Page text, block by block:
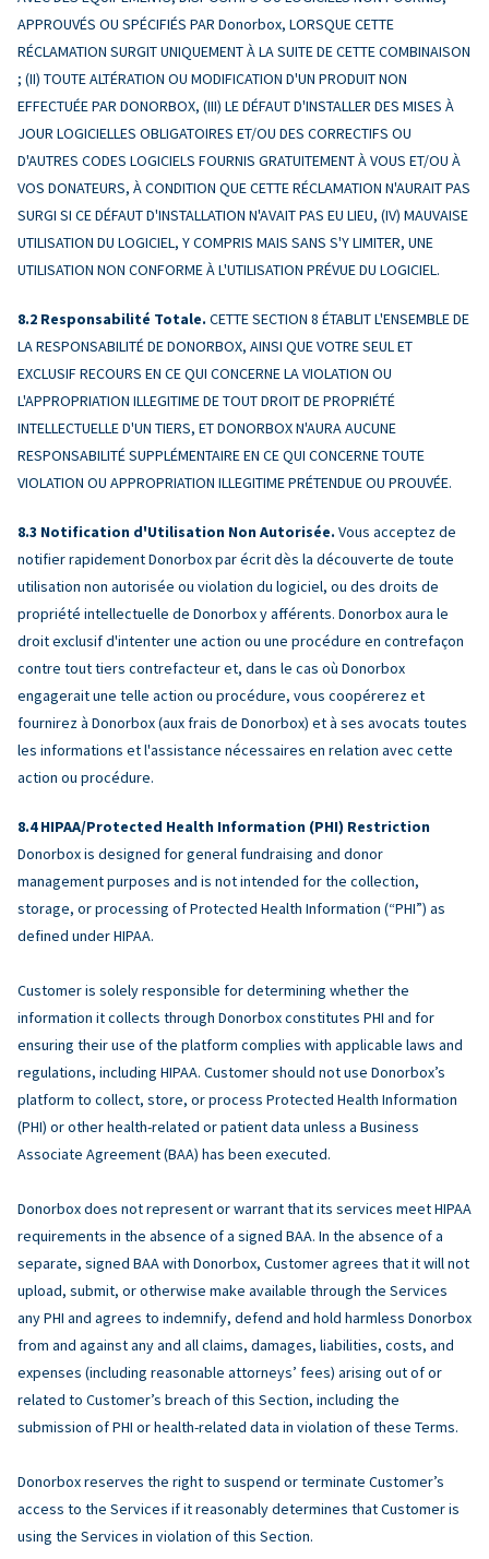
APPROUVÉS OU SPÉCIFIÉS PAR Donorbox, LORSQUE CETTE
RÉCLAMATION SURGIT UNIQUEMENT À LA SUITE DE CETTE COMBINAISON
; (II) TOUTE ALTÉRATION OU MODIFICATION D'UN PRODUIT NON
EFFECTUÉE PAR DONORBOX, (III) LE DÉFAUT D'INSTALLER DES MISES À
JOUR LOGICIELLES OBLIGATOIRES ET/OU DES CORRECTIFS OU
D'AUTRES CODES LOGICIELS FOURNIS GRATUITEMENT À VOUS ET/OU À
VOS DONATEURS, À CONDITION QUE CETTE RÉCLAMATION N'AURAIT PAS
SURGI SI CE DÉFAUT D'INSTALLATION N'AVAIT PAS EU LIEU, (IV) MAUVAISE
UTILISATION DU LOGICIEL, Y COMPRIS MAIS SANS S'Y LIMITER, UNE
UTILISATION NON CONFORME À L'UTILISATION PRÉVUE DU LOGICIEL.
Responsabilité Totale. CETTE SECTION 8 ÉTABLIT L'ENSEMBLE DE
LA RESPONSABILITÉ DE DONORBOX, AINSI QUE VOTRE SEUL ET
EXCLUSIF RECOURS EN CE QUI CONCERNE LA VIOLATION OU
L'APPROPRIATION ILLEGITIME DE TOUT DROIT DE PROPRIÉTÉ
INTELLECTUELLE D'UN TIERS, ET DONORBOX N'AURA AUCUNE
RESPONSABILITÉ SUPPLÉMENTAIRE EN CE QUI CONCERNE TOUTE
VIOLATION OU APPROPRIATION ILLEGITIME PRÉTENDUE OU PROUVÉE.
Notification d'Utilisation Non Autorisée. Vous acceptez de
notifier rapidement Donorbox par écrit dès la découverte de toute
utilisation non autorisée ou violation du logiciel, ou des droits de
propriété intellectuelle de Donorbox y afférents. Donorbox aura le
droit exclusif d'intenter une action ou une procédure en contrefaçon
contre tout tiers contrefacteur et, dans le cas où Donorbox
engagerait une telle action ou procédure, vous coopérerez et
fournirez à Donorbox (aux frais de Donorbox) et à ses avocats toutes
les informations et l'assistance nécessaires en relation avec cette
action ou procédure.
HIPAA/Protected Health Information (PHI) Restriction
Donorbox is designed for general fundraising and donor
management purposes and is not intended for the collection,
storage, or processing of Protected Health Information (“PHI”) as
defined under HIPAA.
Customer is solely responsible for determining whether the
information it collects through Donorbox constitutes PHI and for
ensuring their use of the platform complies with applicable laws and
regulations, including HIPAA. Customer should not use Donorbox’s
platform to collect, store, or process Protected Health Information
(PHI) or other health-related or patient data unless a Business
Associate Agreement (BAA) has been executed.
Donorbox does not represent or warrant that its services meet HIPAA
requirements in the absence of a signed BAA. In the absence of a
separate, signed BAA with Donorbox, Customer agrees that it will not
upload, submit, or otherwise make available through the Services
any PHI and agrees to indemnify, defend and hold harmless Donorbox
from and against any and all claims, damages, liabilities, costs, and
expenses (including reasonable attorneys’ fees) arising out of or
related to Customer’s breach of this Section, including the
submission of PHI or health-related data in violation of these Terms.
Donorbox reserves the right to suspend or terminate Customer’s
access to the Services if it reasonably determines that Customer is
using the Services in violation of this Section.